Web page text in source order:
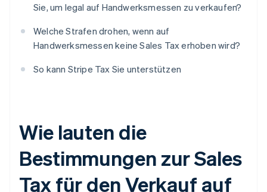
Sie, um legal auf Handwerksmessen zu verkaufen?
Welche Strafen drohen, wenn auf
Handwerksmessen keine Sales Tax erhoben wird?
So kann Stripe Tax Sie unterstützen
Wie lauten die
Bestimmungen zur Sales
Tax für den Verkauf auf